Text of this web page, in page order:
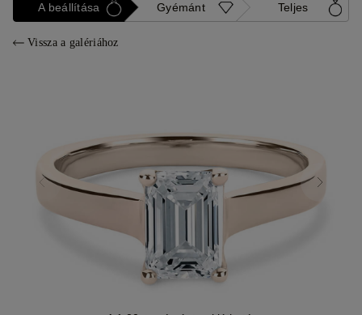
A beállítása Gyémánt Teljes
Vissza a galériához